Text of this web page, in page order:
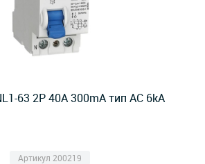
63 2P 40A 300mA тип AC 6kA
Артикул 200219